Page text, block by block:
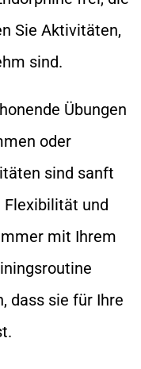
Sie Aktivitäten,
sind.
Übungen
oder
sind sanft
Flexibilität und
mit Ihrem
dass sie für Ihre